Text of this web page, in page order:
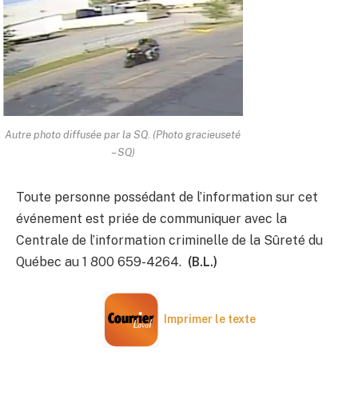
Autre photo diffusée par la SQ. (Photo gracieuseté
– SQ)
Toute personne possédant de l’information sur cet
événement est priée de communiquer avec la
Centrale de l’information criminelle de la Sûreté du
Québec au 1 800 659-4264. (B.L.)
Imprimer le texte